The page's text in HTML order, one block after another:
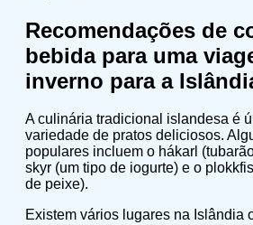
Recomendações de
bebida para uma
inverno para a
A culinária tradicional islandesa é
variedade de pratos deliciosos.
populares incluem o hákarl
skyr (um tipo de iogurte) e o
de peixe).
Existem vários lugares na Islândia